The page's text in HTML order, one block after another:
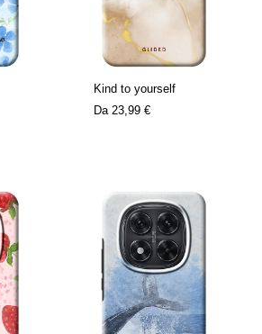
Kind to yourself
Da 23,99 €